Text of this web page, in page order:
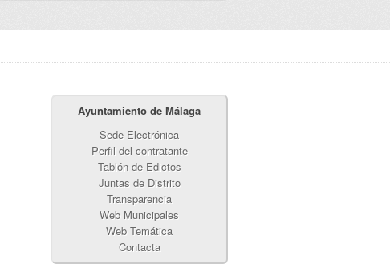
Ayuntamiento de Málaga
Sede Electrónica
Perfil del contratante
Tablón de Edictos
Juntas de Distrito
Transparencia
Web Municipales
Web Temática
Contacta